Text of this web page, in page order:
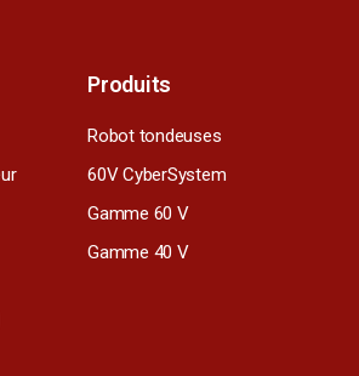
Produits
Robot tondeuses
60V CyberSystem
Gamme 60 V
Gamme 40 V